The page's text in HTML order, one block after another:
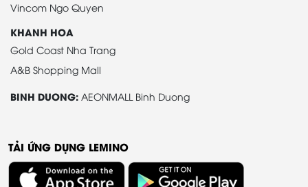
Vincom Ngo Quyen
KHANH HOA
Gold Coast Nha Trang
A&B Shopping Mall
BINH DUONG: AEONMALL Binh Duong
TẢI ỨNG DỤNG LEMINO